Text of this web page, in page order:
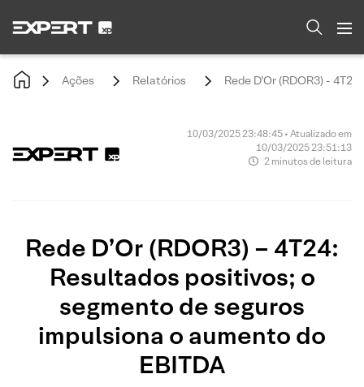
Ações Relatórios Rede D'Or (RDOR3) -
10/03/2025 23:48:45 • Atualizado em
10/03/2025 23:51:13
2 minutos de leitura
Rede D’Or (RDOR3) – 4T24:
Resultados positivos; o
segmento de seguros
impulsiona o aumento do
EBITDA